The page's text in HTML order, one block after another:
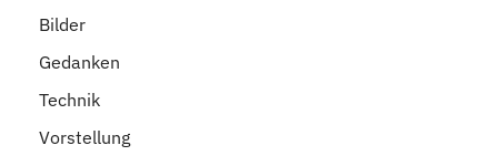
Bilder
Gedanken
Technik
Vorstellung